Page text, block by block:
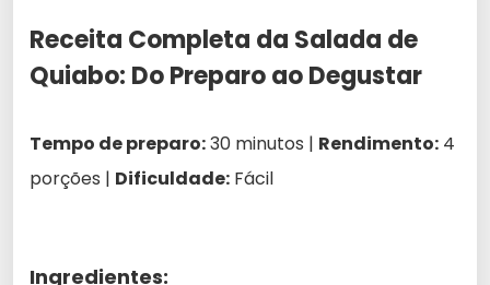
Receita Completa da Salada de
Quiabo: Do Preparo ao Degustar
Tempo de preparo:30 minutos | Rendimento: 4
porções | Dificuldade: Fácil
Ingredientes: